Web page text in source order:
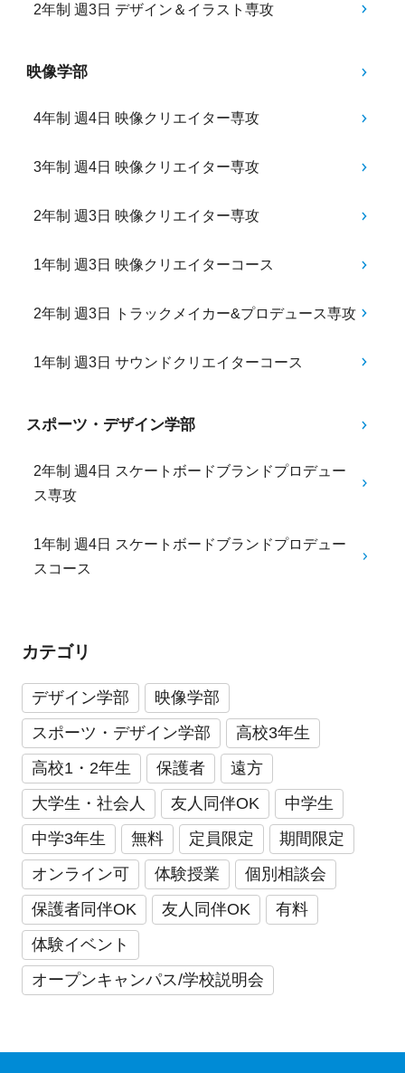
2年制 週3日 デザイン＆イラスト専攻
映像学部
4年制 週4日 映像クリエイター専攻
3年制 週4日 映像クリエイター専攻
2年制 週3日 映像クリエイター専攻
1年制 週3日 映像クリエイターコース
2年制 週3日 トラックメイカー&プロデュース専攻
1年制 週3日 サウンドクリエイターコース
スポーツ・デザイン学部
2年制 週4日 スケートボードブランドプロデュー
ス専攻
1年制 週4日 スケートボードブランドプロデュー
スコース
カテゴリ
デザイン学部
映像学部
スポーツ・デザイン学部
高校3年生
高校1・2年生
保護者
遠方
大学生・社会人
友人同伴OK
中学生
中学3年生
無料 定員限定
期間限定
オンライン可
体験授業
個別相談会
保護者同伴OK
友人同伴OK
有料
体験イベント
オープンキャンパス/学校説明会